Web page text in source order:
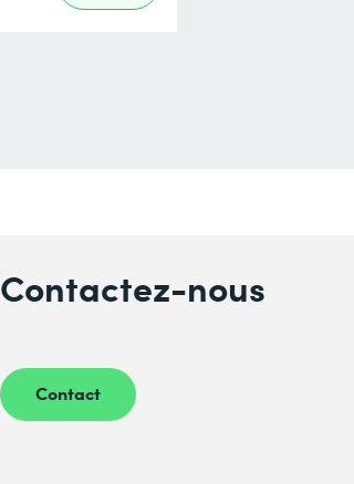
Contactez-nous
Contact